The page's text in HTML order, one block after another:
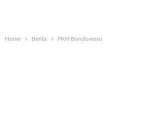
Home Berita PKH Bondowoso